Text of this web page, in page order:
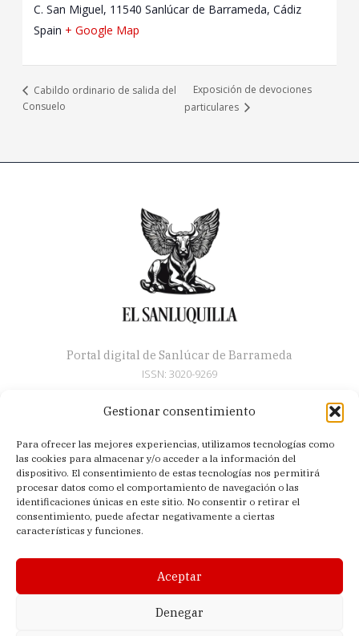
Gestionar consentimiento
Para ofrecer las mejores experiencias, utilizamos tecnologías como
las cookies para almacenar y/o acceder a la información del
dispositivo. El consentimiento de estas tecnologías nos permitirá
procesar datos como el comportamiento de navegación o las
identificaciones únicas en este sitio. No consentir o retirar el
consentimiento, puede afectar negativamente a ciertas
características y funciones.
Aceptar
Denegar
C. San Miguel, 11540 Sanlúcar de Barrameda, Cádiz
Spain + Google Map
Cabildo ordinario de salida del
Consuelo
Exposición de devociones
particulares
Portal digital de Sanlúcar de Barrameda
ISSN: 3020-9269
Artículos
Semana Santa
Nosotros
Acerca de
Política de privacidad
Política de cookies (UE)